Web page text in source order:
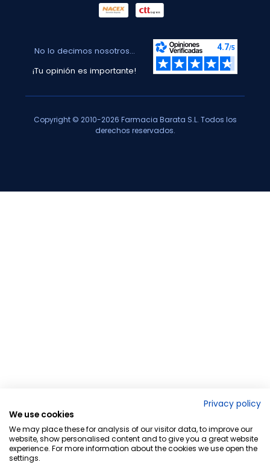
No lo decimos nosotros...
¡Tu opinión es importante!
Copyright © 2010-2026 Farmacia Barata S.L. Todos los
derechos reservados.
Privacy policy
We use cookies
We may place these for analysis of our visitor data, to improve our
website, show personalised content and to give you a great website
experience. For more information about the cookies we use open the
settings.